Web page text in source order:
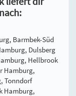
Barmbek-Süd
Dulsberg
Hellbrook
Hamburg,
Tonndorf
Hamburg,